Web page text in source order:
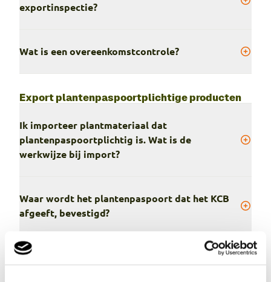
exportinspectie?
Wat is een overeenkomstcontrole?
Export plantenpaspoortplichtige producten
Ik importeer plantmateriaal dat
plantenpaspoortplichtig is. Wat is de
werkwijze bij import?
Waar wordt het plantenpaspoort dat het KCB
afgeeft, bevestigd?
Kan ik als importeur/aangever KCB-